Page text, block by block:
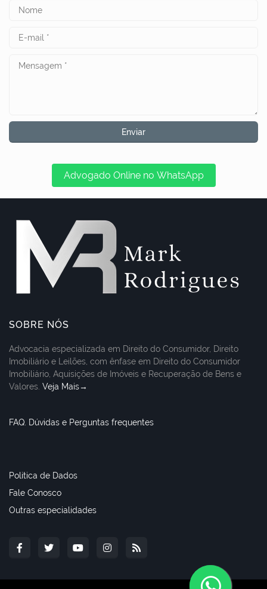
Advogado Online no WhatsApp
SOBRE NÓS
Advocacia especializada em Direito do Consumidor, Direito
Imobiliário e Leilões, com ênfase em Direito do Consumidor
Imobiliário, Aquisições de Imóveis e Recuperação de Bens e
Valores. Veja Mais→
FAQ. Dúvidas e Perguntas frequentes
Politica de Dados
Fale Conosco
Outras especialidades